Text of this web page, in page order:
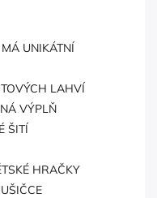
UNIKÁTNÍ
LAHVÍ
VÝPLŇ
ŠITÍ
HRAČKY